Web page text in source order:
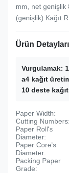
mm, net genişlik
(genişlik) Kağıt
Ürün Detayları
Vurgulamak:
a4 kağıt
10 deste
Paper Width:
Cutting Numbers:
Paper Roll's
Diameter:
Paper Core's
Diameter:
Packing Paper
Grade: